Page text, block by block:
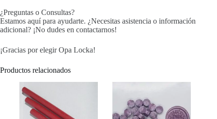
¿Preguntas o Consultas?
Estamos aquí para ayudarte. ¿Necesitas asistencia o información
adicional? ¡No dudes en contactarnos!
¡Gracias por elegir Opa Locka!
Productos relacionados